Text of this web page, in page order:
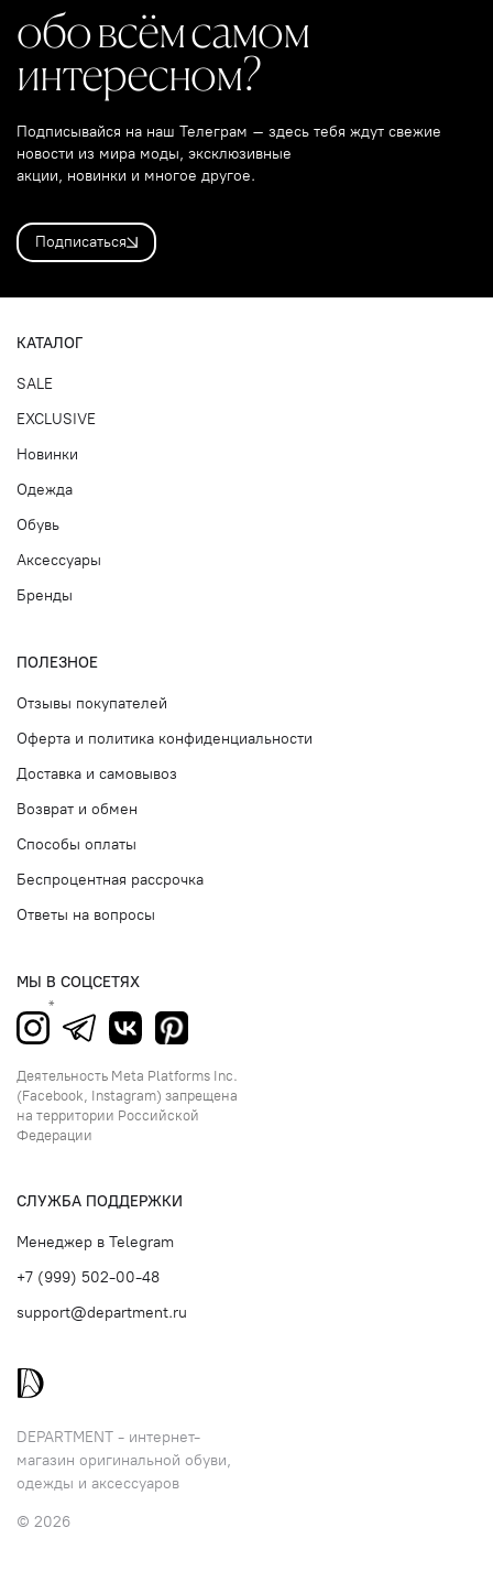
обо всём самом
интересном?
Подписывайся на наш Телеграм – здесь тебя ждут свежие
новости из мира моды, эксклюзивные
акции, новинки и многое другое.
Подписаться
DEPARTMENT - интернет-
магазин оригинальной обуви,
одежды и аксессуаров
© 2026
КАТАЛОГ
SALE
EXCLUSIVE
Новинки
Одежда
Обувь
Аксессуары
Бренды
ПОЛЕЗНОЕ
Отзывы покупателей
Оферта и политика конфиденциальности
Доставка и самовывоз
Возврат и обмен
Способы оплаты
Беспроцентная рассрочка
Ответы на вопросы
МЫ В СОЦСЕТЯХ
Деятельность Meta Platforms Inc.
(Facebook, Instagram) запрещена
на территории Российской
Федерации
СЛУЖБА ПОДДЕРЖКИ
Менеджер в Telegram
+7 (999) 502-00-48
support@department.ru